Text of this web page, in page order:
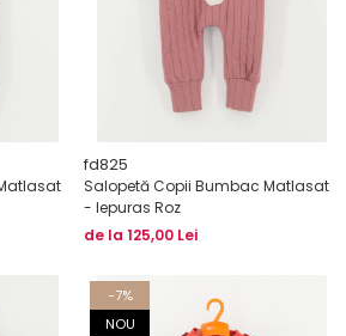
fd825
Salopetă Copii Bumbac Matlasat
- Iepuras Roz
de la 125,00 Lei
-7%
NOU